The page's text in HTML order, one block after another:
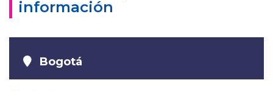
información
Bogotá